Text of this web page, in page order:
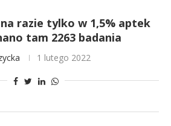
razie tylko w 1,5% aptek
tam 2263 badania
1 lutego 2022